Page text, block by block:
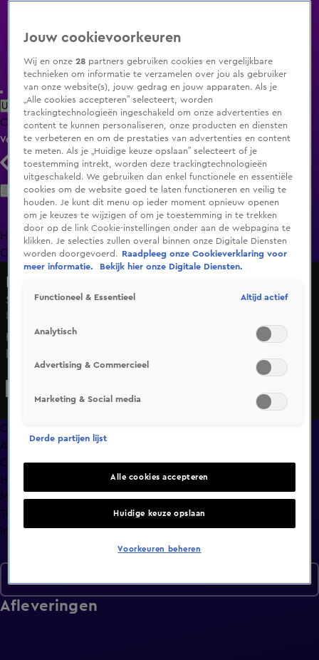
Uitzending Gemist Populaire programma's Zenders Genres
ClipsFilmsRadioSmart TV inlogShop
Volg KIJK
Zoeken
HomeUitzending Gemist Programma's De Bondgenoten
OranjezomerLivestreamsShop
Seizoen 3, aflevering 214
Do 2 juli, 21:02
Het geroddel over Anouk en Diederik bereikt een
Overzicht
Afleveringen
Clips
Hoe is het nu met?
Macdate met Nick Eshuis
Terugblik
Info
Afleveringen
Jouw cookievoorkeuren
Wij en onze28 partners gebruiken cookies en vergelijkbare
technieken om informatie te verzamelen over jou als gebruiker
van onze website(s), jouw gedrag en jouw apparaten. Als je
„Alle cookies accepteren” selecteert, worden
trackingtechnologieën ingeschakeld om onze advertenties en
content te kunnen personaliseren, onze producten en diensten
te verbeteren en om de prestaties van advertenties en content
te meten. Als je „Huidige keuze opslaan” selecteert of je
toestemming intrekt, worden deze trackingtechnologieën
uitgeschakeld. We gebruiken dan enkel functionele en essentiële
cookies om de website goed te laten functioneren en veilig te
houden. Je kunt dit menu op ieder moment opnieuw openen
om je keuzes te wijzigen of om je toestemming in te trekken
door op de link Cookie-instellingen onder aan de webpagina te
klikken. Je selecties zullen overal binnen onze Digitale Diensten
worden doorgevoerd.
Raadpleeg onze Cookieverklaring voor
meer informatie.
Bekijk hier onze Digitale Diensten.
Functioneel & Essentieel Altijd actief
Analytisch
Advertising & Commercieel
Marketing & Social media
Derde partijen lijst
Alle cookies accepteren
Huidige keuze opslaan
Voorkeuren beheren